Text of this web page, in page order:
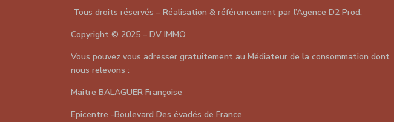
Tous droits réservés – Réalisation & référencement par l’Agence D2 Prod.
Copyright © 2025 – DV IMMO
Vous pouvez vous adresser gratuitement au Médiateur de la consommation dont
nous relevons :
Maitre BALAGUER Françoise
Epicentre -Boulevard Des évadés de France